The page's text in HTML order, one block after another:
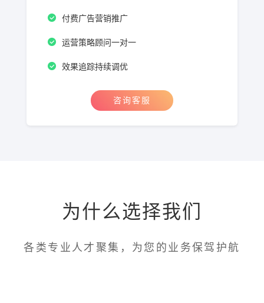
付费广告营销推广
运营策略顾问一对一
效果追踪持续调优
咨询客服
为什么选择我们
各类专业人才聚集，为您的业务保驾护航